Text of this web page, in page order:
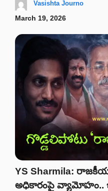
Vasishta Journo
March 19, 2026
YS Sharmila: రాజకీయ
అధికారంపై వ్యామోహం..